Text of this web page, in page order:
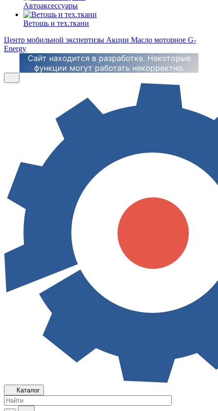
Автоаксессуары
Ветошь и тех.ткани
Центр мобильной экспертизы Акции Масло моторное G-
Energy
Сайт находится в разработке. Некоторые
функции могут работать некорректно.
Каталог